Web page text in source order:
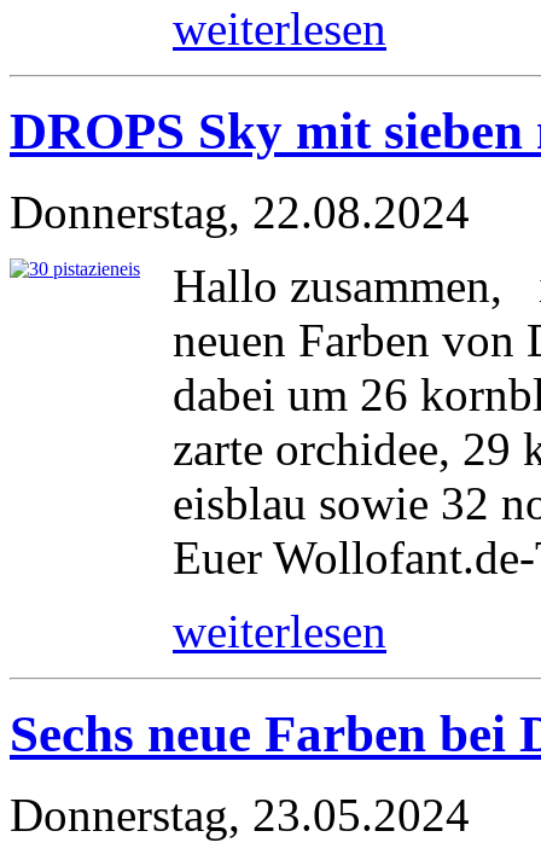
weiterlesen
DROPS Sky mit sieben
Donnerstag, 22.08.2024
Hallo zusammen,
neuen Farben von
dabei um 26
zarte orchidee, 29
eisblau sowie 32
Euer Wollofant.de-
weiterlesen
Sechs neue Farben bei
Donnerstag, 23.05.2024